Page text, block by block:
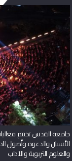
جامعة القدس تختتم
الأسنان والدعوة وأصول
والعلوم التربوية والآداب